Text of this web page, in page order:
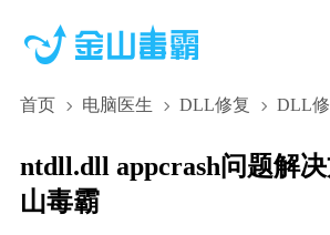
首页 电脑医生 DLL修复 DLL
ntdll.dll appcrash问题解
山毒霸